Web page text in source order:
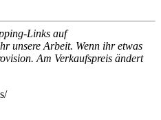
Links auf
unsere Arbeit. Wenn ihr etwas
Am Verkaufspreis ändert